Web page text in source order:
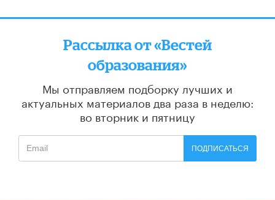
Рассылка от «Вестей
образования»
Мы отправляем подборку лучших и
актуальных материалов два раза в неделю:
во вторник и пятницу
ПОДПИСАТЬСЯ